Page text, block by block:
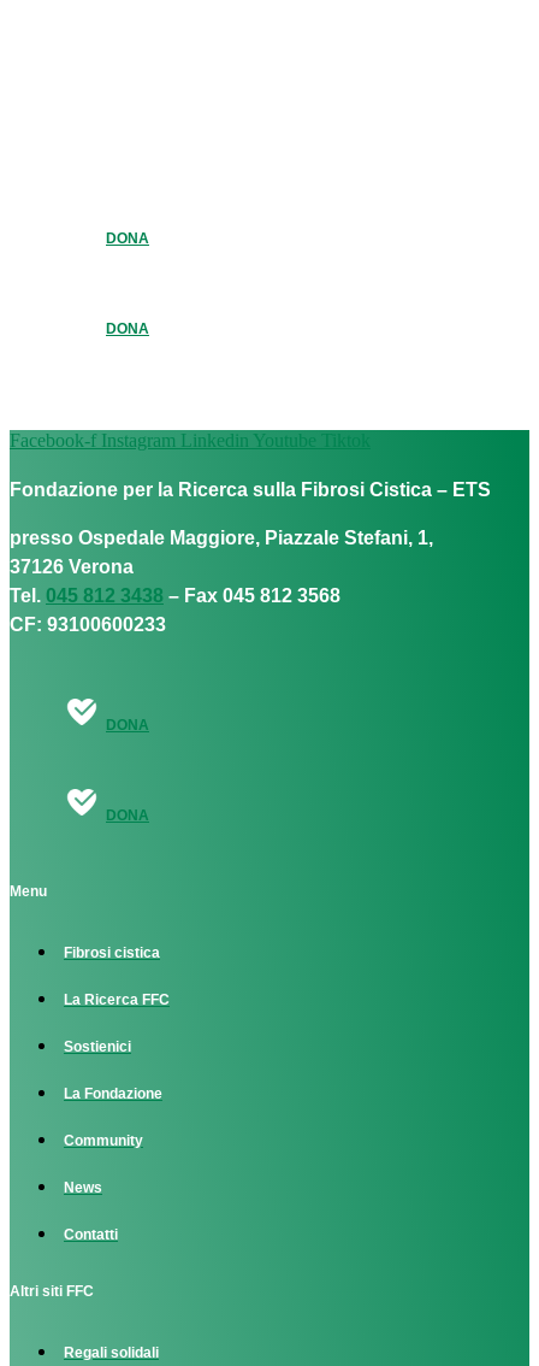
DONA
DONA
Facebook-f Instagram Linkedin Youtube Tiktok
Fondazione per la Ricerca sulla Fibrosi Cistica – ETS
presso Ospedale Maggiore, Piazzale Stefani, 1,
37126 Verona
Tel. 045 812 3438 – Fax 045 812 3568
CF: 93100600233
DONA
DONA
Menu
Fibrosi cistica
La Ricerca FFC
Sostienici
La Fondazione
Community
News
Contatti
Altri siti FFC
Regali solidali